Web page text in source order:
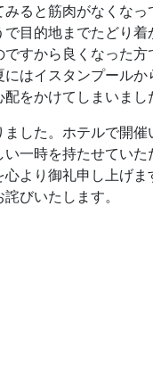
ると筋肉がなくな
目的地までたどり
すから良くなった
はイスタンプール
をかけてしまいまし
した。ホテルで開
一時を持たせてい
より御礼申し上げ
びいたします。